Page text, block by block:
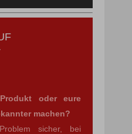
oder eure
machen?
sicher, bei